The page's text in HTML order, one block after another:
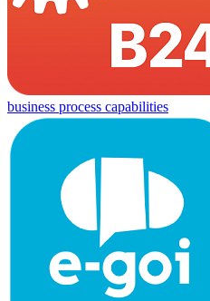
business process capabilities